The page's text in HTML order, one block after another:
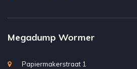
Megadump Wormer
Papiermakerstraat 1